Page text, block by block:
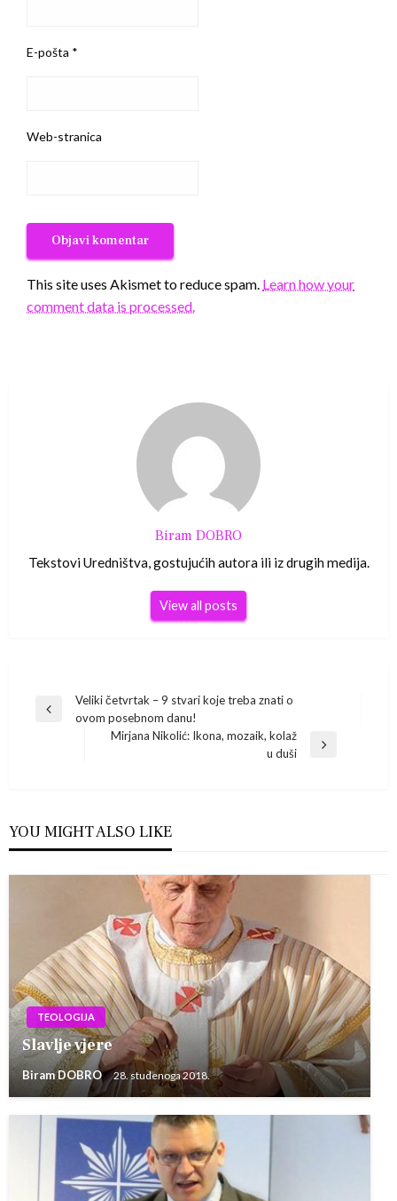
E-pošta *
Web-stranica
This site uses Akismet to reduce spam. Learn how your
comment data is processed.
Biram DOBRO
Tekstovi Uredništva, gostujućih autora ili iz drugih medija.
View all posts
Navigacija
objava
Previous
Veliki četvrtak – 9 stvari koje treba znati o
ovom posebnom danu!
Mirjana Nikolić: Ikona, mozaik, kolaž
u duši
YOU MIGHT ALSO LIKE
TEOLOGIJA
Slavlje vjere
Biram DOBRO 28. studenoga 2018.